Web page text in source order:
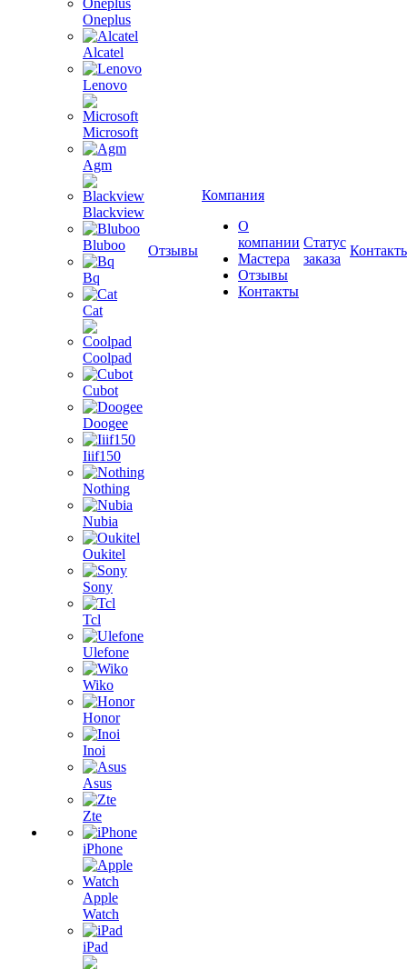
Oneplus
Alcatel
Lenovo
Microsoft
Agm
Blackview
Bluboo
Bq
Cat
Coolpad
Cubot
Doogee
Iiif150
Nothing
Nubia
Oukitel
Sony
Tcl
Ulefone
Wiko
Honor
Inoi
Asus
Zte
iPhone
Apple
Watch
iPad
Отзывы
Компания
О
компании
Мастера
Отзывы
Контакты
Статус
заказа